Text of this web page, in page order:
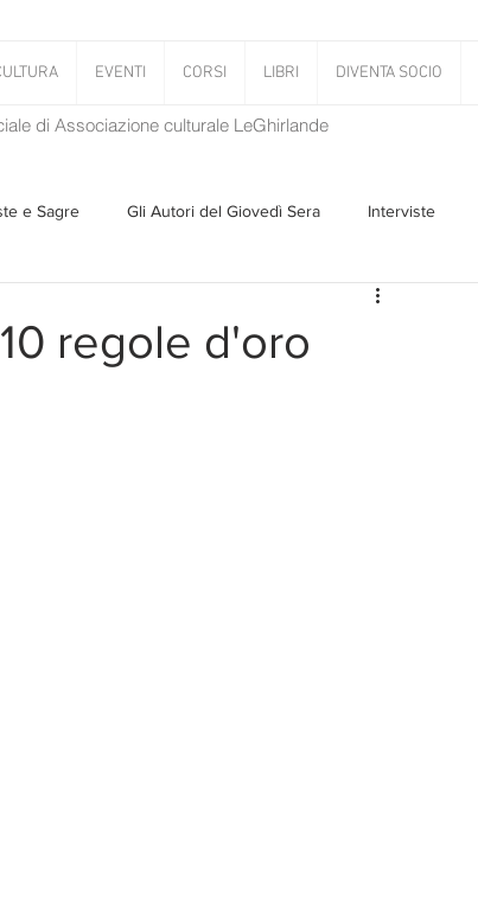
EVENTI CORSI LIBRI DIVENTA SOCIO
di Associazione culturale LeGhirlande
e Sagre Gli Autori del Giovedì Sera Interviste
regole d'oro